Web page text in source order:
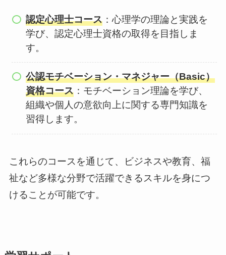
認定心理士コース：心理学の理論と実践を
学び、認定心理士資格の取得を目指しま
す。
公認モチベーション・マネジャー（Basic）
資格コース：モチベーション理論を学び、
組織や個人の意欲向上に関する専門知識を
習得します。
これらのコースを通じて、ビジネスや教育、福
祉など多様な分野で活躍できるスキルを身につ
けることが可能です。